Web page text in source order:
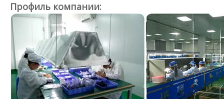
Профиль компании: